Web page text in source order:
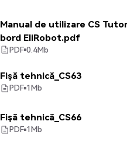
Manual de utilizare CS
bord EliRobot.pdf
PDF 0.4Mb
Fișă tehnică_CS63
PDF 1Mb
Fișă tehnică_CS66
PDF 1Mb